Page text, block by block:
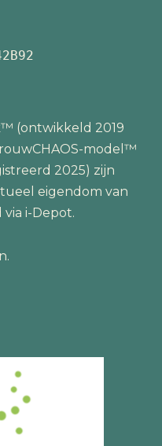
(ontwikkeld 2019
model™
2025) zijn
eigendom van
i-Depot.